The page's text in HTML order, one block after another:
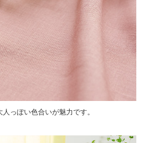
っぽい色合いが魅力です。